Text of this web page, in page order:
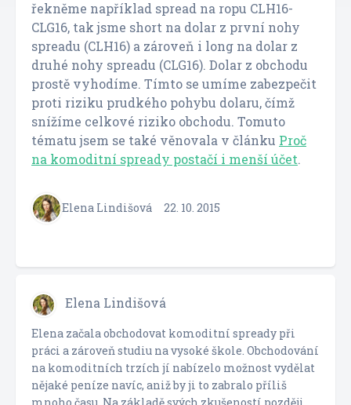
řekněme například spread na ropu CLH16-
CLG16, tak jsme short na dolar z první nohy
spreadu (CLH16) a zároveň i long na dolar z
druhé nohy spreadu (CLG16). Dolar z obchodu
prostě vyhodíme. Tímto se umíme zabezpečit
proti riziku prudkého pohybu dolaru, čímž
snížíme celkové riziko obchodu. Tomuto
tématu jsem se také věnovala v článku Proč
na komoditní spready postačí i menší účet.
Elena Lindišová 22. 10. 2015
Elena Lindišová
Elena začala obchodovat komoditní spready při
práci a zároveň studiu na vysoké škole. Obchodování
na komoditních trzích jí nabízelo možnost vydělat
nějaké peníze navíc, aniž by ji to zabralo příliš
mnoho času. Na základě svých zkušeností později